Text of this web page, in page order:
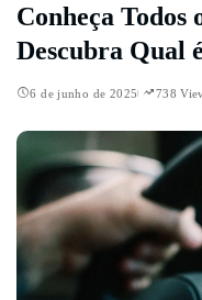
Conheça Todos
Descubra Qual
6 de junho de 2025 738